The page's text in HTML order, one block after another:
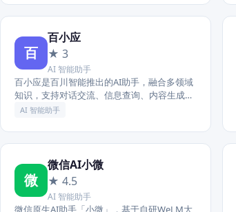
百
百小应
★ 3
AI 智能助手
百小应是百川智能推出的AI助手，融合多领域
知识，支持对话交流、信息查询、内容生成、
逻辑分析等功能，为用户提供智能服务。
AI 智能助手
微
微信AI小微
★ 4.5
AI 智能助手
微信原生AI助手「小微」，基于自研WeLM大